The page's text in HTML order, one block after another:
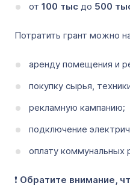
от 100 тыс до 500
Потратить грант можно
аренду помещения и
покупку сырья,
рекламную кампанию;
подключение
оплату коммунальных
❗ Обратите внимание,